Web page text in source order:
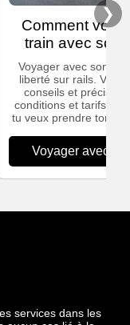
Comment
train avec son
Voyager avec son
liberté sur rails. Voici
conseils et
conditions et tarifs
tu veux prendre ton
Voyager avec
❯
services dans les